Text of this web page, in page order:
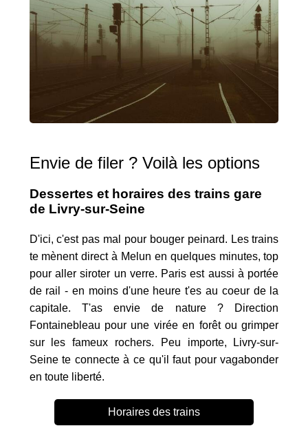
Envie de filer ? Voilà les options
Dessertes et horaires des trains gare
de Livry-sur-Seine
D'ici, c'est pas mal pour bouger peinard. Les trains
te mènent direct à Melun en quelques minutes, top
pour aller siroter un verre. Paris est aussi à portée
de rail - en moins d'une heure t'es au coeur de la
capitale. T'as envie de nature ? Direction
Fontainebleau pour une virée en forêt ou grimper
sur les fameux rochers. Peu importe, Livry-sur-
Seine te connecte à ce qu'il faut pour vagabonder
en toute liberté.
Horaires des trains